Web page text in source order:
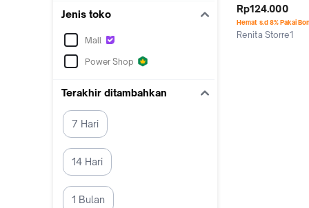
Jenis toko
Mall
Power Shop
Terakhir ditambahkan
7 Hari
14 Hari
1 Bulan
Bapak Batik
Dan Anak Kemeja
Anak Kemeja
Kouple Pria Baju
Rp124.000
Hemat s.d 8% Pakai
Renita Storre1